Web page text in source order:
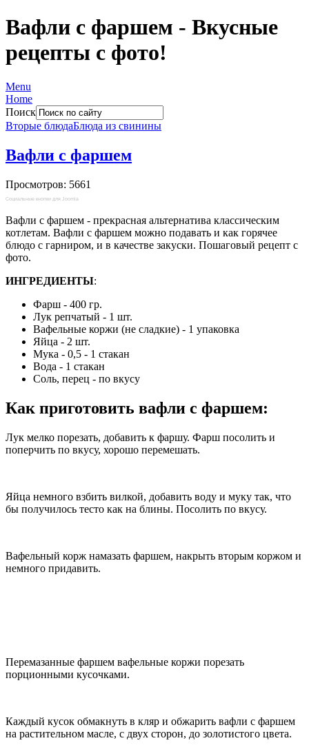
Вафли с фаршем - Вкусные
рецепты с фото!
Menu
Home
Поиск
Вторые блюдаБлюда из свинины
Вафли с фаршем
Просмотров: 5661
Социальные кнопки для Joomla
Вафли с фаршем - прекрасная альтернатива классическим
котлетам. Вафли с фаршем можно подавать и как горячее
блюдо с гарниром, и в качестве закуски. Пошаговый рецепт с
фото.
ИНГРЕДИЕНТЫ:
Фарш - 400 гр.
Лук репчатый - 1 шт.
Вафельные коржи (не сладкие) - 1 упаковка
Яйца - 2 шт.
Мука - 0,5 - 1 стакан
Вода - 1 стакан
Соль, перец - по вкусу
Как приготовить вафли с фаршем:
Лук мелко порезать, добавить к фаршу. Фарш посолить и
поперчить по вкусу, хорошо перемешать.
Яйца немного взбить вилкой, добавить воду и муку так, что
бы получилось тесто как на блины. Посолить по вкусу.
Вафельный корж намазать фаршем, накрыть вторым коржом и
немного придавить.
Перемазанные фаршем вафельные коржи порезать
порционными кусочками.
Каждый кусок обмакнуть в кляр и обжарить вафли с фаршем
на растительном масле, с двух сторон, до золотистого цвета.